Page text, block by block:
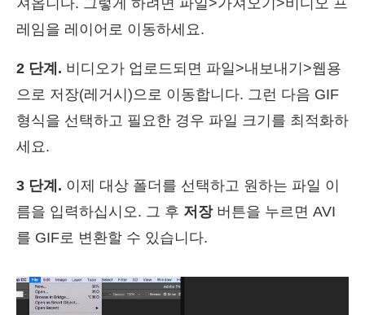
져옵니다. 그렇게 하려면 파일>가져오기>비디오 프
레임을 레이어로 이동하세요.
2 단계. 비디오가 업로드되면 파일>내보내기>웹용
으로 저장(레거시)으로 이동합니다. 그런 다음 GIF
형식을 선택하고 필요한 경우 파일 크기를 최적화하
세요.
3 단계. 이제 대상 폴더를 선택하고 원하는 파일 이
름을 입력하십시오. 그 후 저장버튼을 누르면 AVI
를 GIF로 변환할 수 있습니다.